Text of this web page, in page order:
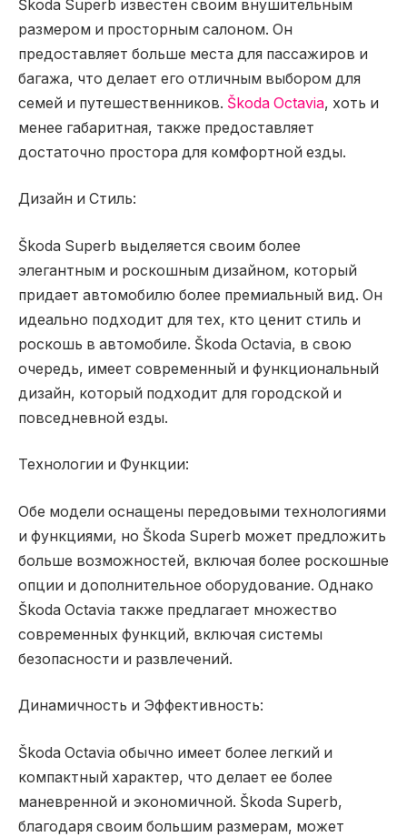
Škoda Superb известен своим внушительным
размером и просторным салоном. Он
предоставляет больше места для пассажиров и
багажа, что делает его отличным выбором для
семей и путешественников. Škoda Octavia, хоть и
менее габаритная, также предоставляет
достаточно простора для комфортной езды.
Дизайн и Стиль:
Škoda Superb выделяется своим более
элегантным и роскошным дизайном, который
придает автомобилю более премиальный вид. Он
идеально подходит для тех, кто ценит стиль и
роскошь в автомобиле. Škoda Octavia, в свою
очередь, имеет современный и функциональный
дизайн, который подходит для городской и
повседневной езды.
Технологии и Функции:
Обе модели оснащены передовыми технологиями
и функциями, но Škoda Superb может предложить
больше возможностей, включая более роскошные
опции и дополнительное оборудование. Однако
Škoda Octavia также предлагает множество
современных функций, включая системы
безопасности и развлечений.
Динамичность и Эффективность:
Škoda Octavia обычно имеет более легкий и
компактный характер, что делает ее более
маневренной и экономичной. Škoda Superb,
благодаря своим большим размерам, может